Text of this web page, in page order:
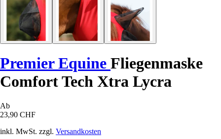
Premier Equine Fliegenmaske
Comfort Tech Xtra Lycra
Ab
23,90 CHF
inkl. MwSt. zzgl. Versandkosten